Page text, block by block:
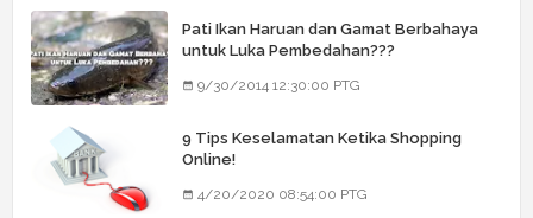
Pati Ikan Haruan dan Gamat Berbahaya
untuk Luka Pembedahan???
9/30/2014 12:30:00 PTG
9 Tips Keselamatan Ketika Shopping
Online!
4/20/2020 08:54:00 PTG